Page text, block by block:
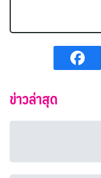
ข่าวล่าสุด